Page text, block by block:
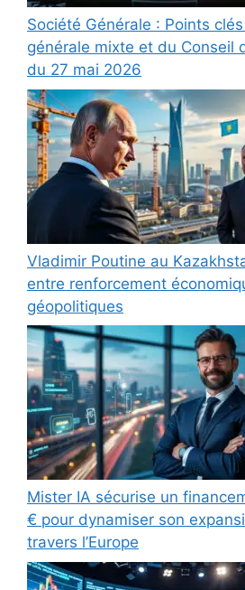
Société Générale : Points clés
générale mixte et du Conseil
du 27 mai 2026
Vladimir Poutine au
entre renforcement
géopolitiques
Mister IA sécurise un
€ pour dynamiser son
travers l’Europe